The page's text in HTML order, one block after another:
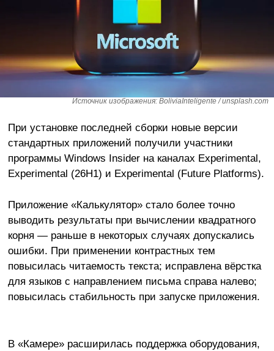
Источник изображения: BoliviaInteligente / unsplash.com
При установке последней сборки новые версии
стандартных приложений получили участники
программы Windows Insider на каналах Experimental,
Experimental (26H1) и Experimental (Future Platforms).
Приложение «Калькулятор» стало более точно
выводить результаты при вычислении квадратного
корня — раньше в некоторых случаях допускались
ошибки. При применении контрастных тем
повысилась читаемость текста; исправлена вёрстка
для языков с направлением письма справа налево;
повысилась стабильность при запуске приложения.
В «Камере» расширилась поддержка оборудования,